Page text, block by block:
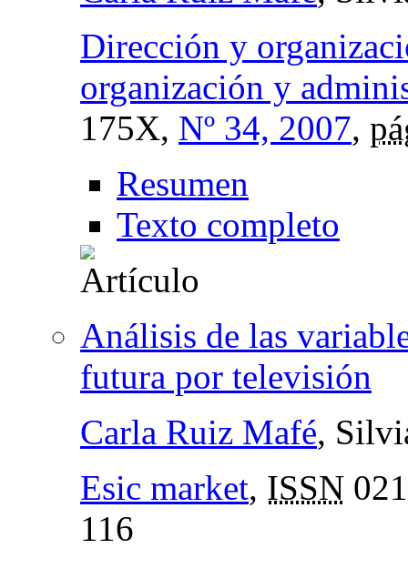
Dirección y
organización y
175X, Nº 34, 2007,
Resumen
Texto completo
Análisis de las
futura por televisión
Carla Ruiz Mafé,
Esic market, ISSN
116